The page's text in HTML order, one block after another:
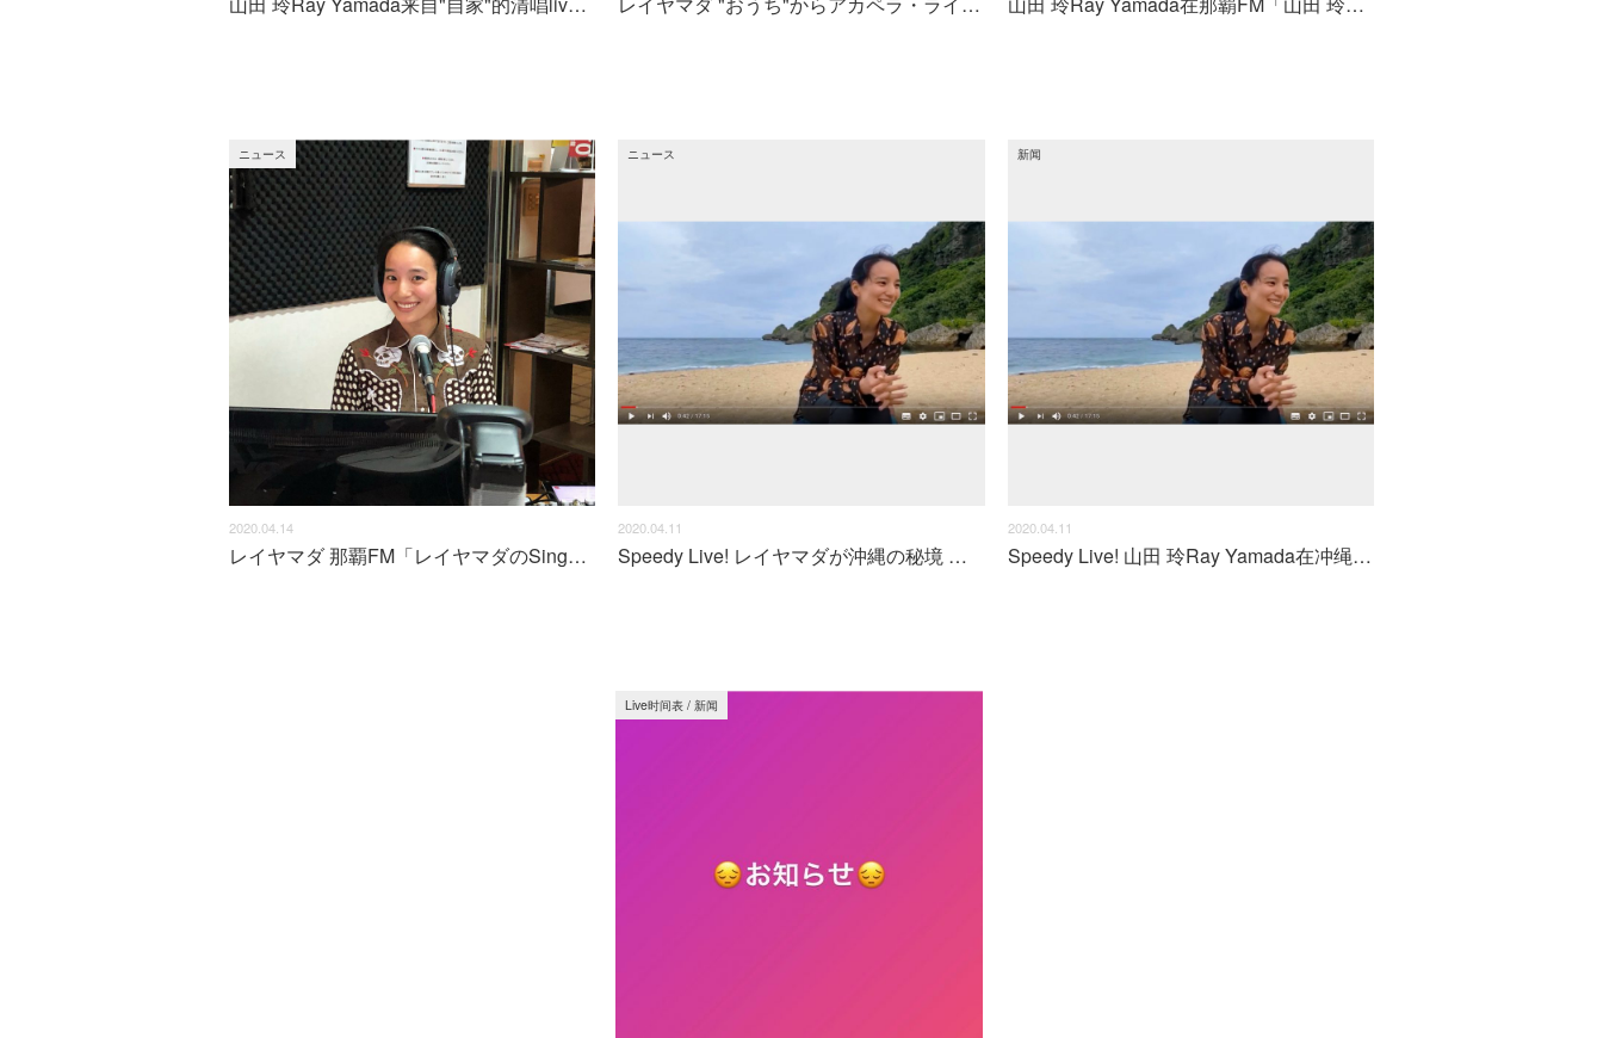
2020.04.14
ニュース
レイヤマダ 那覇FM「レイヤマダのSinger Song Traveler」でアカペラソングを披露
2020.04.11
ニュース
Speedy Live! レイヤマダが沖縄の秘境 宮城ビーチからアカペラで歌った！
2020.04.11
新闻
Speedy Live! 山田 玲Ray Yamada在冲绳的秘境宫城沙滩上进行了清唱！
Live时间表 /新闻